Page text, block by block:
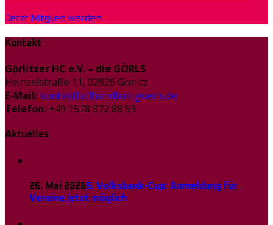
Jetzt Mitglied werden
Kontakt
Görlitzer HC e.V. – die GÖRLS
Heinzelstraße 11, 02826 Görlitz
E-Mail: kontakt[at]handball-goerls.de
Telefon: +49 1578 872 88 59
Aktuelles
26. Mai 20265. Volksbank-Cup: Anmeldung für
Vereine jetzt möglich